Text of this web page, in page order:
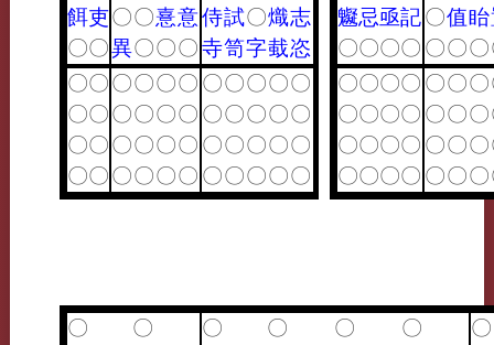
餌吏〇〇憙意侍試〇熾志
〇〇異〇〇〇寺笥字蛓恣
〇〇〇〇〇〇 〇〇〇〇〇
〇〇〇〇〇〇 〇〇〇〇〇
〇〇〇〇〇〇 〇〇〇〇〇
〇〇〇〇〇〇 〇〇〇〇〇
䰯忌亟記 〇值眙
〇〇〇〇 〇〇〇
〇〇〇〇 〇〇〇
〇〇〇〇 〇〇〇
〇〇〇〇 〇〇〇
〇〇〇〇 〇〇〇
〇 〇 〇 〇 〇 〇
〇